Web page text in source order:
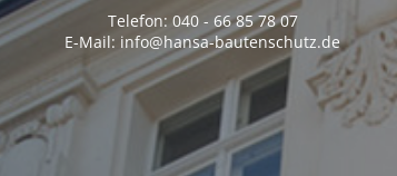
Telefon: 040 - 66 85 78 07
E-Mail: info@hansa-bautenschutz.de